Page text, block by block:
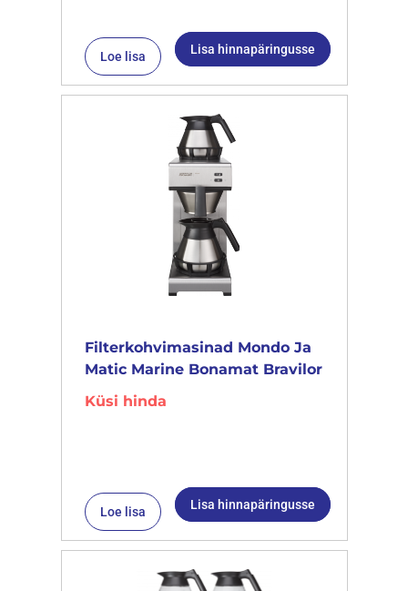
Loe lisa Lisa hinnapäringusse
Filterkohvimasinad Mondo Ja
Matic Marine Bonamat Bravilor
Küsi hinda
Loe lisa Lisa hinnapäringusse